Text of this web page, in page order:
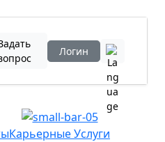
Логин
Карьерные Услуги